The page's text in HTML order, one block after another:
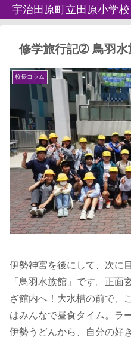
宇治田原町立田原小学校
修学旅行記➁ 鳥羽水
校長コラム
伊勢神宮を後にして、次に
「鳥羽水族館」です。正面
ざ館内へ！大水槽の前で、
はみんなで昼食タイム。ラ
伊勢うどんから、自分の好